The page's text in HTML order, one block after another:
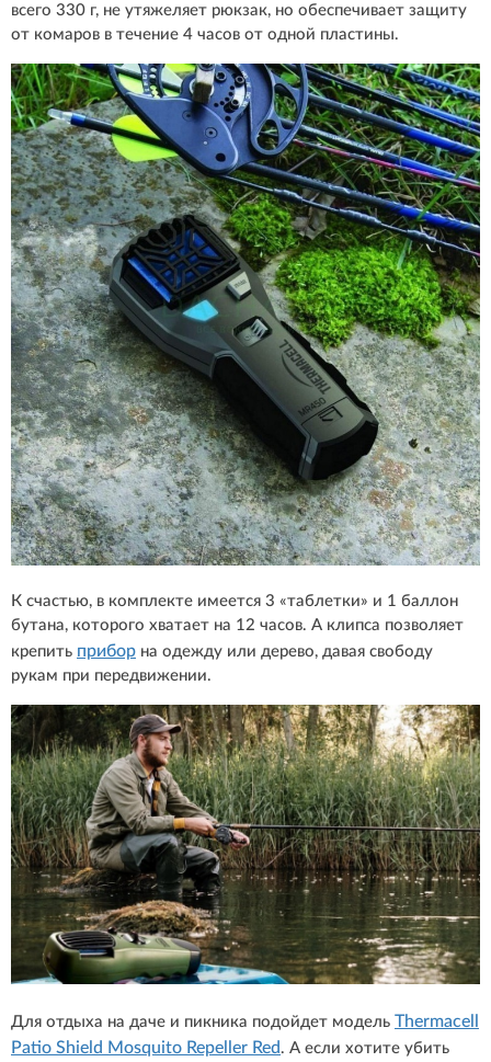
всего 330 г, не утяжеляет рюкзак, но обеспечивает защиту
от комаров в течение 4 часов от одной пластины.
К счастью, в комплекте имеется 3 «таблетки» и 1 баллон
бутана, которого хватает на 12 часов. А клипса позволяет
крепить прибор на одежду или дерево, давая свободу
рукам при передвижении.
Для отдыха на даче и пикника подойдет модель Thermacell
Patio Shield Mosquito Repeller Red . А если хотите убить